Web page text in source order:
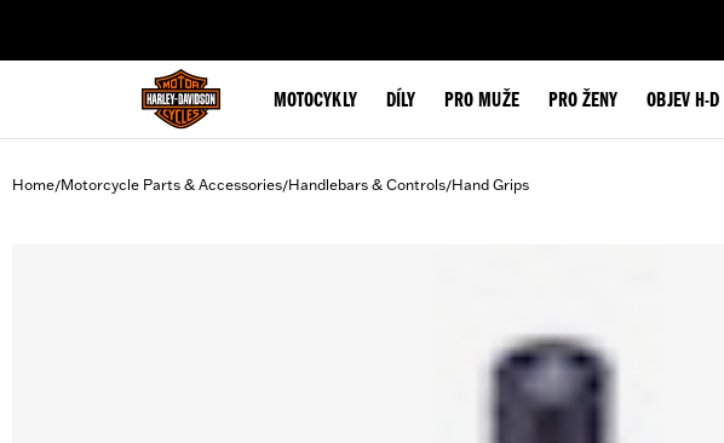
MOTOCYKLY DÍLY PRO MUŽE PRO ŽENY OBJEV H-D
Home/Motorcycle Parts & Accessories/Handlebars & Controls/Hand Grips